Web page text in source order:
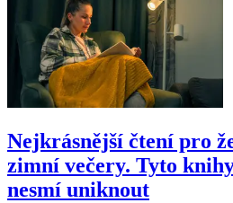
Nejkrásnější čtení pro
zimní večery. Tyto
nesmí uniknout